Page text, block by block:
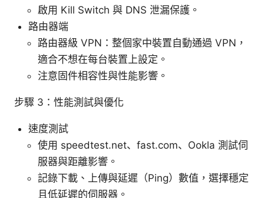
啟用 Kill Switch 與 DNS 泄漏保護。
路由器端
路由器級 VPN：整個家中裝置自動通過 VPN，
適合不想在每台裝置上設定。
注意固件相容性與性能影響。
步驟 3：性能測試與優化
速度測試
使用 speedtest.net、fast.com、Ookla 測試伺
服器與距離影響。
記錄下載、上傳與延遲（Ping）數值，選擇穩定
且低延遲的伺服器。